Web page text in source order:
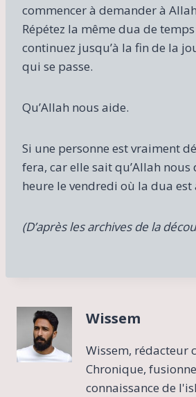
commencer à demander à
Répétez la même dua de
continuez jusqu’à la fin de la
qui se passe.
Qu’Allah nous aide.
Si une personne est vraiment
fera, car elle sait qu’Allah nous
heure le vendredi où la dua est
(D’après les archives de la
Wissem
Wissem, rédacteur
Chronique,
connaissance de